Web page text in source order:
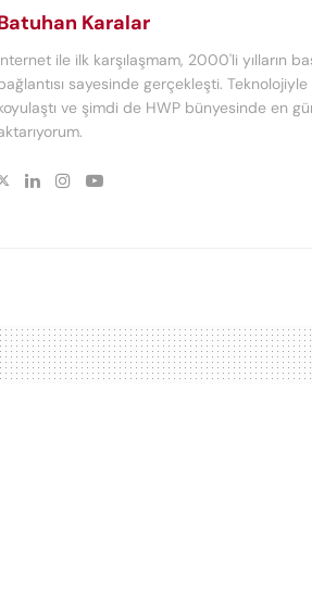
Karalar
ile ilk karşılaşmam, 2000'li yılların
sayesinde gerçekleşti.
ve şimdi de HWP bünyesinde en